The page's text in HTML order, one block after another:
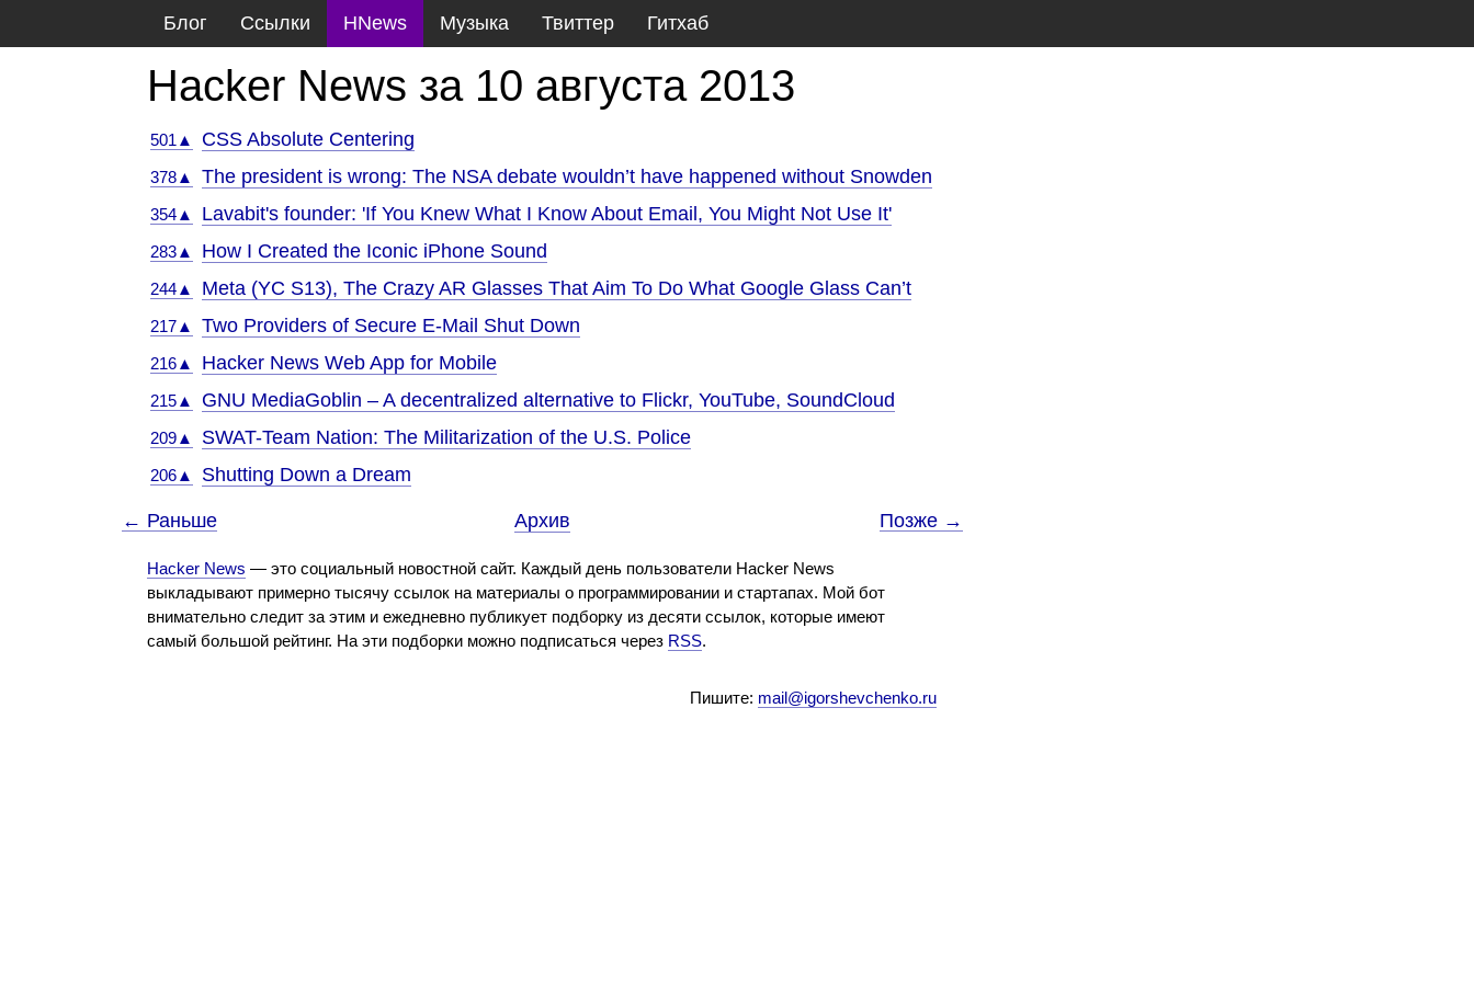
Блог Ссылки HNews Музыка Твиттер Гитхаб
Hacker News за 10 августа 2013
501▲ CSS Absolute Centering
378▲ The president is wrong: The NSA debate wouldn’t have happened without Snowden
354▲ Lavabit's founder: 'If You Knew What I Know About Email, You Might Not Use It'
283▲ How I Created the Iconic iPhone Sound
244▲ Meta (YC S13), The Crazy AR Glasses That Aim To Do What Google Glass Can’t
217▲ Two Providers of Secure E-Mail Shut Down
216▲ Hacker News Web App for Mobile
215▲ GNU MediaGoblin – A decentralized alternative to Flickr, YouTube, SoundCloud
209▲ SWAT-Team Nation: The Militarization of the U.S. Police
206▲ Shutting Down a Dream
← Раньше Архив Позже →
Hacker News — это социальный новостной сайт. Каждый день пользователи Hacker News
выкладывают примерно тысячу ссылок на материалы о программировании и стартапах. Мой бот
внимательно следит за этим и ежедневно публикует подборку из десяти ссылок, которые имеют
самый большой рейтинг. На эти подборки можно подписаться через RSS.
Пишите: mail@igorshevchenko.ru